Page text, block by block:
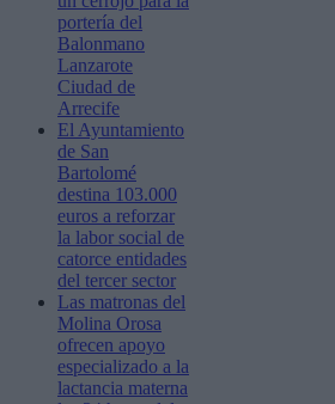
portería del
Balonmano
Lanzarote
Ciudad de
Arrecife
El Ayuntamiento
de San
Bartolomé
destina 103.000
euros a reforzar
la labor social de
catorce entidades
del tercer sector
Las matronas del
Molina Orosa
ofrecen apoyo
especializado a la
lactancia materna